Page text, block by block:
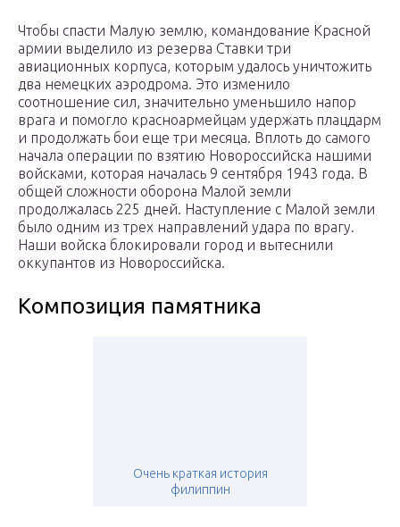
Чтобы спасти Малую землю, командование Красной
армии выделило из резерва Ставки три
авиационных корпуса, которым удалось уничтожить
два немецких аэродрома. Это изменило
соотношение сил, значительно уменьшило напор
врага и помогло красноармейцам удержать плацдарм
и продолжать бои еще три месяца. Вплоть до самого
начала операции по взятию Новороссийска нашими
войсками, которая началась 9 сентября 1943 года. В
общей сложности оборона Малой земли
продолжалась 225 дней. Наступление с Малой земли
было одним из трех направлений удара по врагу.
Наши войска блокировали город и вытеснили
оккупантов из Новороссийска.
Композиция памятника
Очень краткая история
филиппин